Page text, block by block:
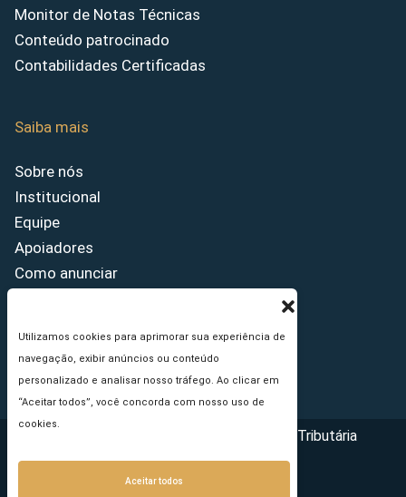
Utilizamos cookies para aprimorar sua experiência de
navegação, exibir anúncios ou conteúdo
personalizado e analisar nosso tráfego. Ao clicar em
“Aceitar todos”, você concorda com nosso uso de
cookies.
Aceitar todos
Monitor de Notas Técnicas
Conteúdo patrocinado
Contabilidades Certificadas
Saiba mais
Sobre nós
Institucional
Equipe
Apoiadores
Como anunciar
Princípios Editoriais
Copyright © 2026 - Portal da Reforma Tributária